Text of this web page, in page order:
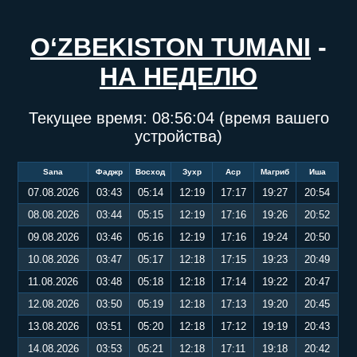
O‘ZBEKISTON TUMANI -
НА НЕДЕЛЮ
Текущее время: 08:56:04(время вашего
устройства)
Sana Фаджр Восход Зухр Аср Магриб Иша
07.08.2026 03:43 05:14 12:19 17:17 19:27
20:54
08.08.2026
03:44 05:15 12:19 17:16 19:26
20:52
09.08.2026
03:46 05:16 12:19 17:16 19:24
20:50
10.08.2026
03:47 05:17 12:18 17:15 19:23
20:49
11.08.2026
03:48 05:18 12:18 17:14 19:22
20:47
12.08.2026
03:50 05:19 12:18 17:13 19:20
20:45
13.08.2026
03:51 05:20 12:18 17:12 19:19
20:43
14.08.2026
03:53 05:21 12:18 17:11 19:18 20:42